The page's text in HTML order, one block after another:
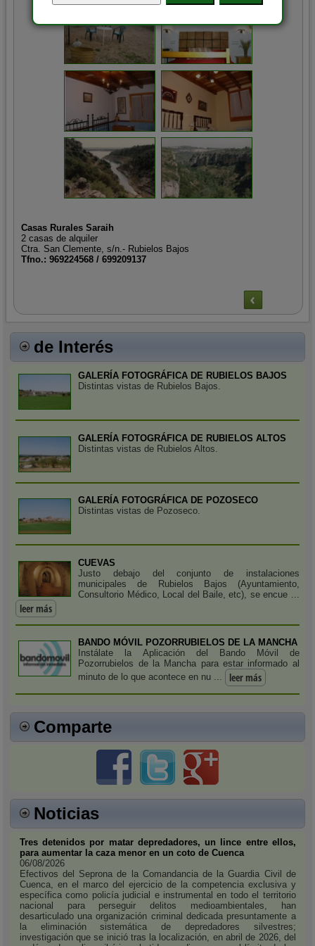
Casas Rurales Saraih
2 casas de alquiler
Ctra. San Clemente, s/n.- Rubielos Bajos
Tfno.: 969224568 / 699209137
de Interés
GALERÍA FOTOGRÁFICA DE RUBIELOS BAJOS
Distintas vistas de Rubielos Bajos.
GALERÍA FOTOGRÁFICA DE RUBIELOS ALTOS
Distintas vistas de Rubielos Altos.
GALERÍA FOTOGRÁFICA DE POZOSECO
Distintas vistas de Pozoseco.
CUEVAS
Justo debajo del conjunto de instalaciones
municipales de Rubielos Bajos (Ayuntamiento,
Consultorio Médico, Local del Baile, etc), se encue ...
leer más
BANDO MÓVIL POZORRUBIELOS DE LA MANCHA
Instálate la Aplicación del Bando Móvil de
Pozorrubielos de la Mancha para estar informado al
minuto de lo que acontece en nu ...
leer más
Comparte
Noticias
Tres detenidos por matar depredadores, un lince entre ellos,
para aumentar la caza menor en un coto de Cuenca
06/08/2026
Efectivos del Seprona de la Comandancia de la Guardia Civil de
Cuenca, en el marco del ejercicio de la competencia exclusiva y
específica como policía judicial e instrumental en todo el territorio
nacional para perseguir delitos medioambientales, han
desarticulado una organización criminal dedicada presuntamente a
la eliminación sistemática de depredadores silvestres;
investigación que se inició tras la localización, en abril de 2026, del